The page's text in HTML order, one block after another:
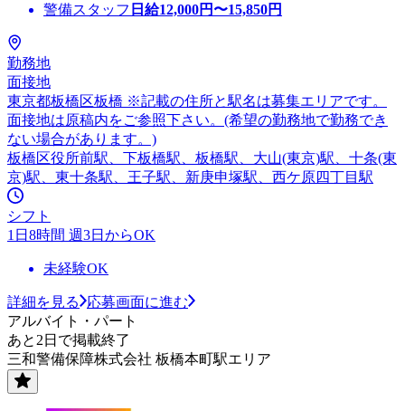
警備スタッフ 日給12,000円〜15,850円
勤務地
面接地
東京都板橋区板橋 ※記載の住所と駅名は募集エリアです。
面接地は原稿内をご参照下さい。(希望の勤務地で勤務でき
ない場合があります。)
板橋区役所前駅、下板橋駅、板橋駅、大山(東京)駅、十条(東
京)駅、東十条駅、王子駅、新庚申塚駅、西ケ原四丁目駅
シフト
1日8時間 週3日からOK
未経験OK
詳細を見る
応募画面に進む
アルバイト・パート
あと2日で掲載終了
三和警備保障株式会社 板橋本町駅エリア